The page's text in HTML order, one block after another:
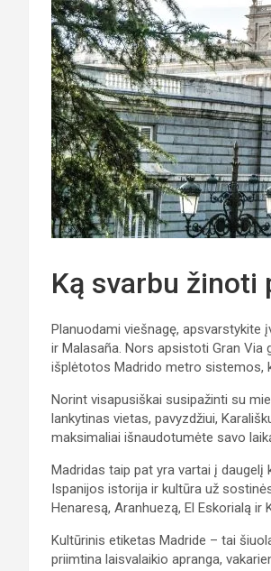
Ką svarbu žinoti
Planuodami viešnagę, apsvarstykite
ir Malasaña. Nors apsistoti Gran Via
išplėtotos Madrido metro sistemos,
Norint visapusiškai susipažinti su
lankytinas vietas, pavyzdžiui,
maksimaliai išnaudotumėte savo
Madridas taip pat yra vartai į
Ispanijos istorija ir kultūra už
Henaresą, Aranhuezą, El Eskorialą ir
Kultūrinis etiketas Madride – tai
priimtina laisvalaikio apranga,